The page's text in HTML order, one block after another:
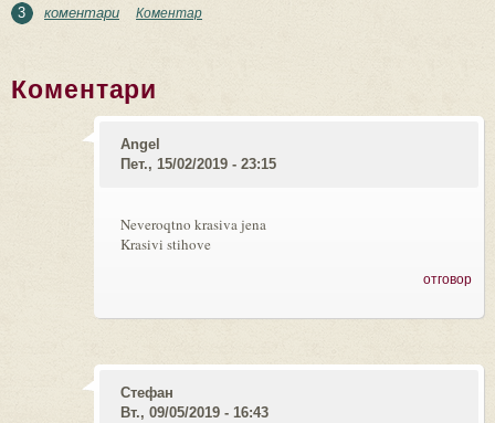
3 коментари Коментар
Коментари
Angel
Пет., 15/02/2019 - 23:15
Neveroqtno krasiva jena
Krasivi stihove
отговор
Стефан
Вт., 09/05/2019 - 16:43